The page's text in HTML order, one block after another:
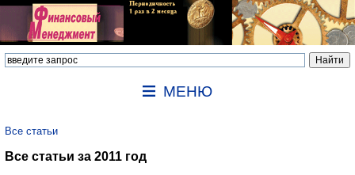
МЕНЮ
Все статьи
Все статьи за 2011 год